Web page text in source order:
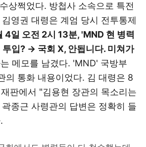
상쩍었다. 방첩사 소속으로 특전
영권 대령은 계엄 당시 전투통제
4일 오전 2시 13분, 'MND 현 병력
투입? → 국회 X, 안됩니다. 미쳐가
메모를 남겼다. 'MND' 국방부
의 통화 내용이었다. 김 대령은 8
판에서 "김용현 장관의 목소리는
종근 사령관의 답변은 정확히 들